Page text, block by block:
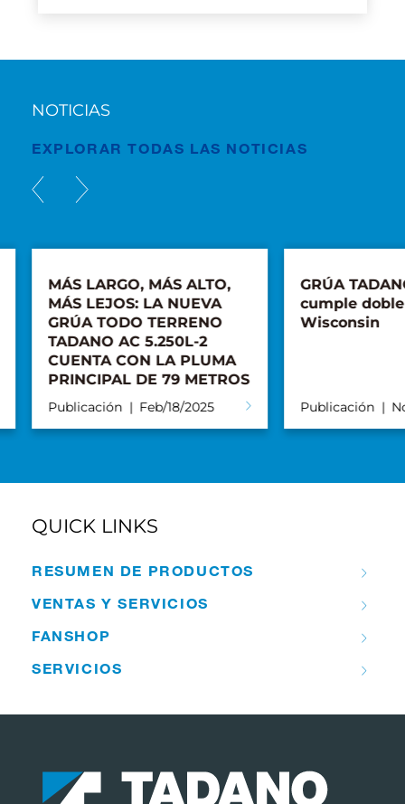
NOTICIAS
EXPLORAR TODAS LAS NOTICIAS
MÁS LARGO, MÁS ALTO,
MÁS LEJOS: LA NUEVA
GRÚA TODO TERRENO
TADANO AC 5.250L-2
CUENTA CON LA PLUMA
PRINCIPAL DE 79 METROS
Publicación Feb/18/2025
GRÚA
cumple
Wisconsin
Publicación
QUICK LINKS
RESUMEN DE PRODUCTOS
VENTAS Y SERVICIOS
FANSHOP
SERVICIOS